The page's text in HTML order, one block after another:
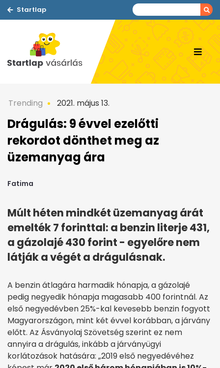
Startlap
Trending 2021. május 13.
Drágulás: 9 évvel ezelőtti
rekordot dönthet meg az
üzemanyag ára
Fatima
Múlt héten mindkét üzemanyag árát
emelték 7 forinttal: a benzin literje 431,
a gázolajé 430 forint - egyelőre nem
látják a végét a drágulásnak.
A benzin átlagára harmadik hónapja, a gázolajé
pedig negyedik hónapja magasabb 400 forintnál. Az
első negyedévben 25%-kal kevesebb benzin fogyott
Magyarországon, mint két évvel korábban, a járvány
előtt. Az Ásványolaj Szövetség szerint ez nem
annyira a drágulás, inkább a járványügyi
korlátozások hatására: „2019 első negyedévéhez